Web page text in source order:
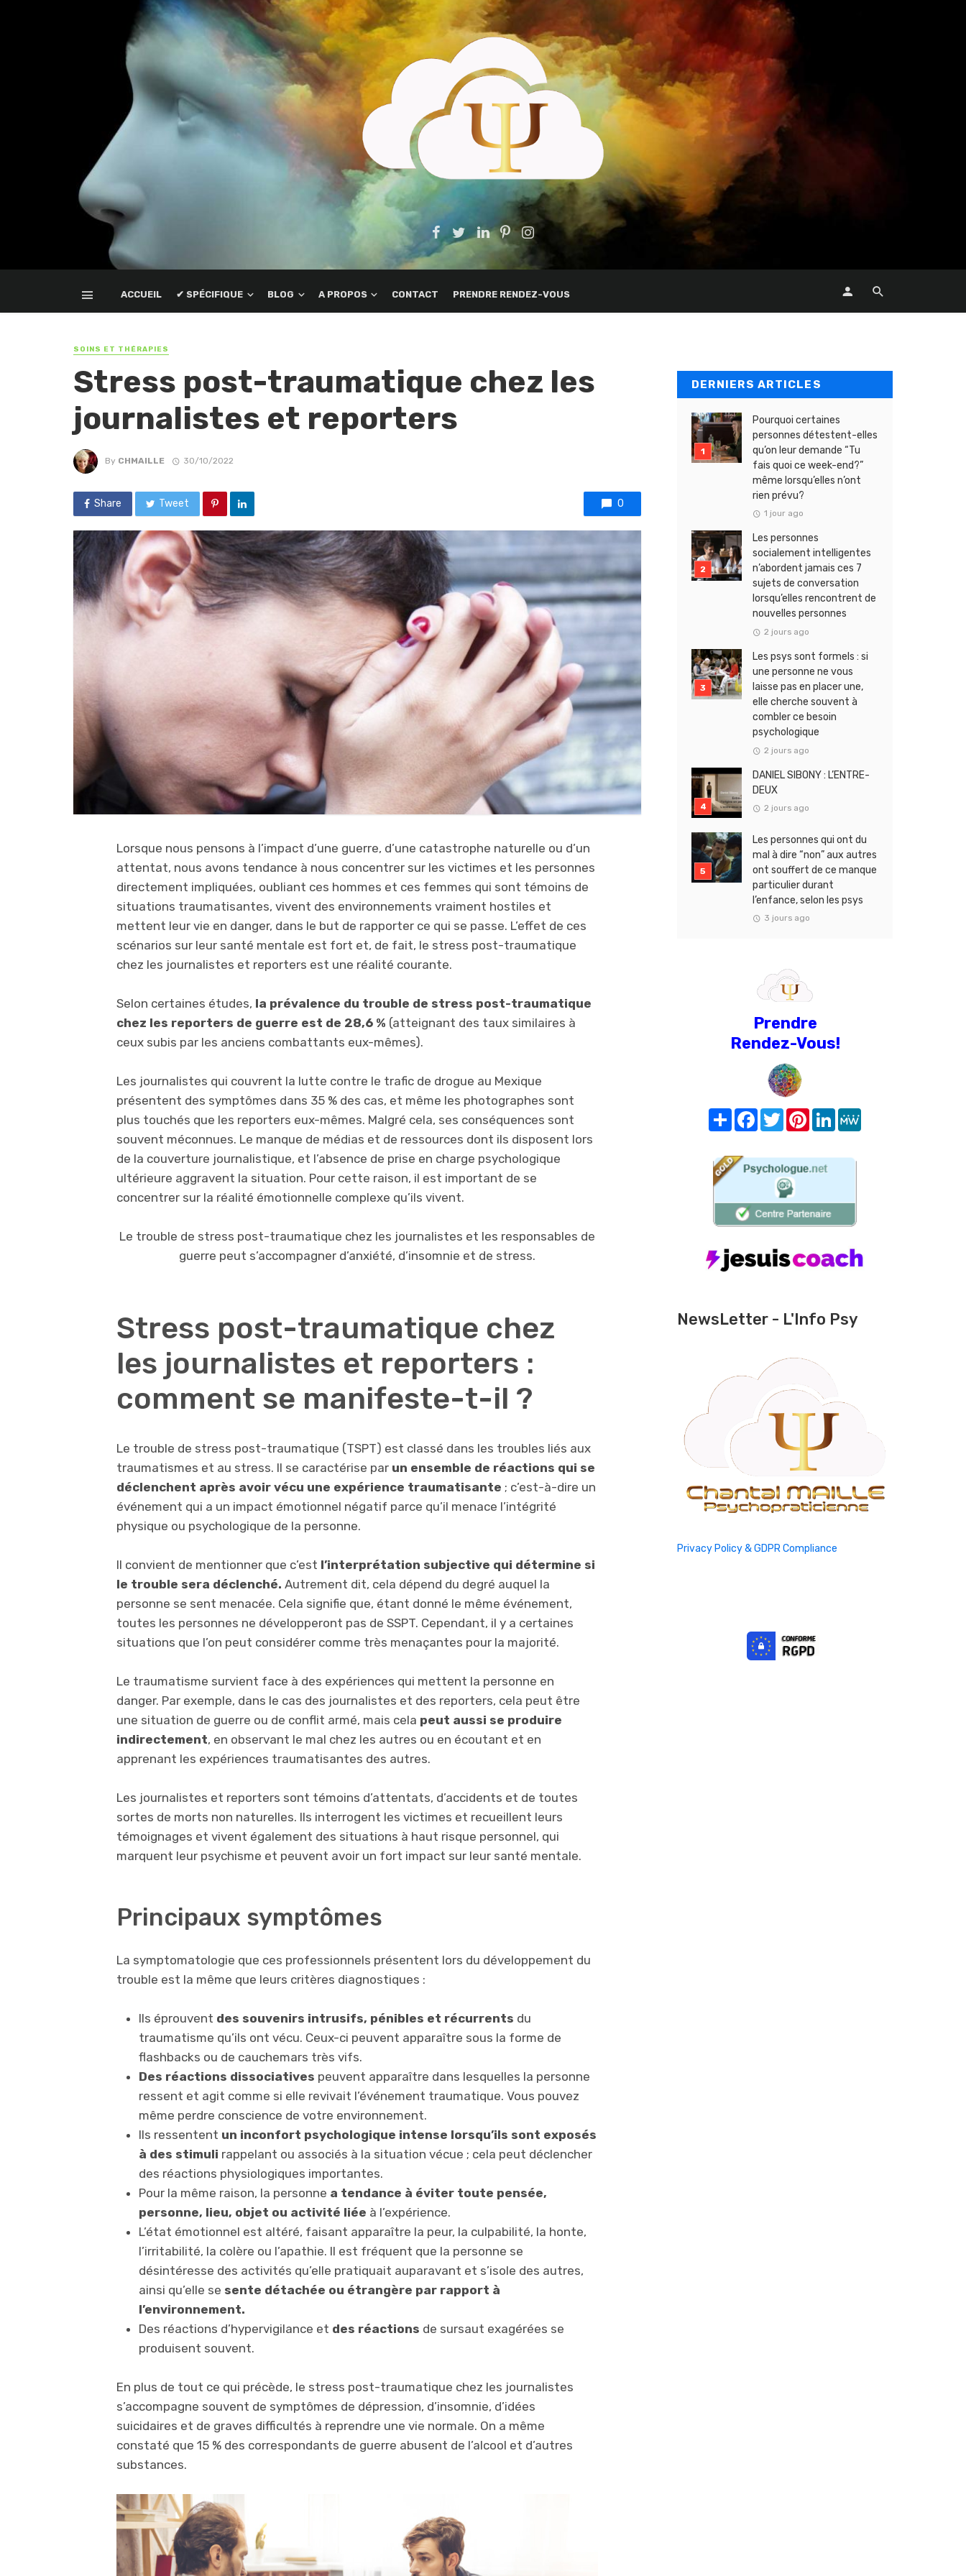
ACCUEIL ✔ SPÉCIFIQUE BLOG A PROPOS CONTACT PRENDRE RENDEZ-VOUS
SOINS ET THÉRAPIES
Stress post-traumatique chez les
journalistes et reporters
By CHMAILLE 30/10/2022
Share Tweet 0
Lorsque nous pensons à l’impact d’une guerre, d’une catastrophe naturelle ou d’un
attentat, nous avons tendance à nous concentrer sur les victimes et les personnes
directement impliquées, oubliant ces hommes et ces femmes qui sont témoins de
situations traumatisantes, vivent des environnements vraiment hostiles et
mettent leur vie en danger, dans le but de rapporter ce qui se passe. L’effet de ces
scénarios sur leur santé mentale est fort et, de fait, le stress post-traumatique
chez les journalistes et reporters est une réalité courante.
Selon certaines études, la prévalence du trouble de stress post-traumatique
chez les reporters de guerre est de 28,6 % (atteignant des taux similaires à
ceux subis par les anciens combattants eux-mêmes).
Les journalistes qui couvrent la lutte contre le trafic de drogue au Mexique
présentent des symptômes dans 35 % des cas, et même les photographes sont
plus touchés que les reporters eux-mêmes. Malgré cela, ses conséquences sont
souvent méconnues. Le manque de médias et de ressources dont ils disposent lors
de la couverture journalistique, et l’absence de prise en charge psychologique
ultérieure aggravent la situation. Pour cette raison, il est important de se
concentrer sur la réalité émotionnelle complexe qu’ils vivent.
Le trouble de stress post-traumatique chez les journalistes et les responsables de
guerre peut s’accompagner d’anxiété, d’insomnie et de stress.
Stress post-traumatique chez
les journalistes et reporters :
comment se manifeste-t-il ?
Le trouble de stress post-traumatique (TSPT) est classé dans les troubles liés aux
traumatismes et au stress. Il se caractérise par un ensemble de réactions qui se
déclenchent après avoir vécu une expérience traumatisante ; c’est-à-dire un
événement qui a un impact émotionnel négatif parce qu’il menace l’intégrité
physique ou psychologique de la personne.
Il convient de mentionner que c’est l’interprétation subjective qui détermine si
le trouble sera déclenché. Autrement dit, cela dépend du degré auquel la
personne se sent menacée. Cela signifie que, étant donné le même événement,
toutes les personnes ne développeront pas de SSPT. Cependant, il y a certaines
situations que l’on peut considérer comme très menaçantes pour la majorité.
Le traumatisme survient face à des expériences qui mettent la personne en
danger. Par exemple, dans le cas des journalistes et des reporters, cela peut être
une situation de guerre ou de conflit armé, mais cela peut aussi se produire
indirectement, en observant le mal chez les autres ou en écoutant et en
apprenant les expériences traumatisantes des autres.
Les journalistes et reporters sont témoins d’attentats, d’accidents et de toutes
sortes de morts non naturelles. Ils interrogent les victimes et recueillent leurs
témoignages et vivent également des situations à haut risque personnel, qui
marquent leur psychisme et peuvent avoir un fort impact sur leur santé mentale.
Principaux symptômes
La symptomatologie que ces professionnels présentent lors du développement du
trouble est la même que leurs critères diagnostiques :
Ils éprouvent des souvenirs intrusifs, pénibles et récurrents du
traumatisme qu’ils ont vécu. Ceux-ci peuvent apparaître sous la forme de
flashbacks ou de cauchemars très vifs.
Des réactions dissociatives peuvent apparaître dans lesquelles la personne
ressent et agit comme si elle revivait l’événement traumatique. Vous pouvez
même perdre conscience de votre environnement.
Ils ressentent un inconfort psychologique intense lorsqu’ils sont exposés
à des stimuli rappelant ou associés à la situation vécue ; cela peut déclencher
des réactions physiologiques importantes.
Pour la même raison, la personne a tendance à éviter toute pensée,
personne, lieu, objet ou activité liée à l’expérience.
L’état émotionnel est altéré, faisant apparaître la peur, la culpabilité, la honte,
l’irritabilité, la colère ou l’apathie. Il est fréquent que la personne se
désintéresse des activités qu’elle pratiquait auparavant et s’isole des autres,
ainsi qu’elle se sente détachée ou étrangère par rapport à
l’environnement.
Des réactions d’hypervigilance et des réactions de sursaut exagérées se
produisent souvent.
En plus de tout ce qui précède, le stress post-traumatique chez les journalistes
s’accompagne souvent de symptômes de dépression, d’insomnie, d’idées
suicidaires et de graves difficultés à reprendre une vie normale. On a même
constaté que 15 % des correspondants de guerre abusent de l’alcool et d’autres
substances.
DERNIERS ARTICLES
Pourquoi certaines
personnes détestent-elles
qu’on leur demande “Tu
fais quoi ce week-end?”
même lorsqu’elles n’ont
rien prévu?
1 jour ago
Les personnes
socialement intelligentes
n’abordent jamais ces 7
sujets de conversation
lorsqu’elles rencontrent de
nouvelles personnes
2 jours ago
Les psys sont formels : si
une personne ne vous
laisse pas en placer une,
elle cherche souvent à
combler ce besoin
psychologique
2 jours ago
DANIEL SIBONY : L’ENTRE-
DEUX
2 jours ago
Les personnes qui ont du
mal à dire “non” aux autres
ont souffert de ce manque
particulier durant
l’enfance, selon les psys
3 jours ago
Prendre
Rendez-Vous!
Share FacebookTwitterPinterest
LinkedIn
NewsLetter - L'Info Psy
Privacy Policy & GDPR Compliance